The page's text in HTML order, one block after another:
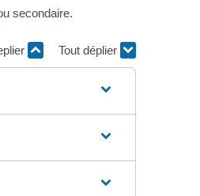
secondaire.
Tout déplier